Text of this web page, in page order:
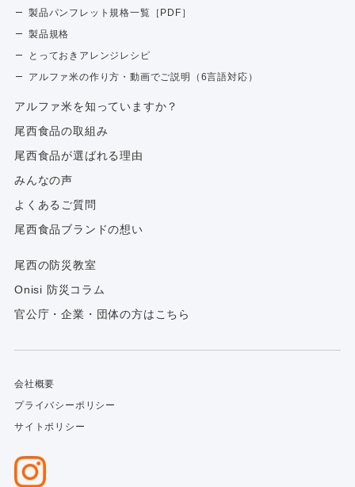
製品パンフレット規格一覧［PDF］
製品規格
とっておきアレンジレシピ
アルファ米の作り方・動画でご説明（6言語対応）
アルファ⽶を知っていますか？
尾西食品の取組み
尾西食品が選ばれる理由
みんなの声
よくあるご質問
尾西食品ブランドの想い
尾西の防災教室
Onisi 防災コラム
官公庁・企業・団体の方はこちら
会社概要
プライバシーポリシー
サイトポリシー